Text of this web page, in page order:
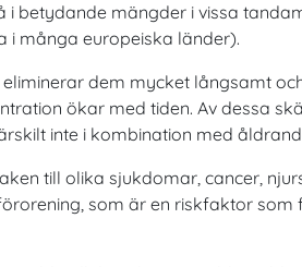
betydande mängder i vissa
i många europeiska länder).
dem mycket långsamt
ökar med tiden. Av dessa
inte i kombination med
till olika sjukdomar, cancer,
som är en riskfaktor